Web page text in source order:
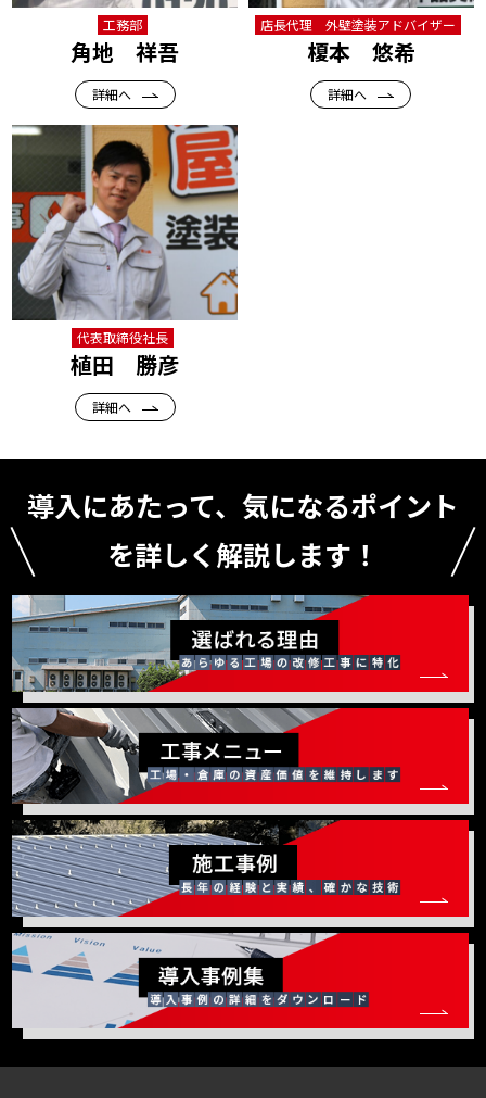
工務部
角地 祥吾
詳細へ
店長代理 外壁塗装アドバイザー
榎本 悠希
詳細へ
代表取締役社長
植田 勝彦
詳細へ
導入にあたって、気になるポイント
を詳しく解説します！